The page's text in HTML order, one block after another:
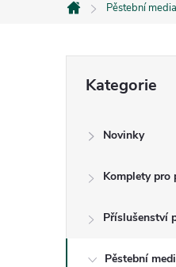
Domů
Pěstební
r
kategorie
Kategorie
Novinky
Komplety pro
Příslušenství
Pěstební